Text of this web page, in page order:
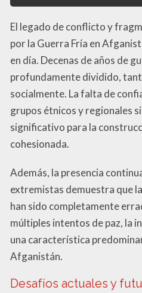
El legado de conflicto y
por la Guerra Fría en
en día. Decenas de años de
profundamente dividido,
socialmente. La falta de
grupos étnicos y regionales
significativo para la
cohesionada.
Además, la presencia
extremistas demuestra que
han sido completamente
múltiples intentos de paz, la
una característica
Afganistán.
Desafíos actuales y